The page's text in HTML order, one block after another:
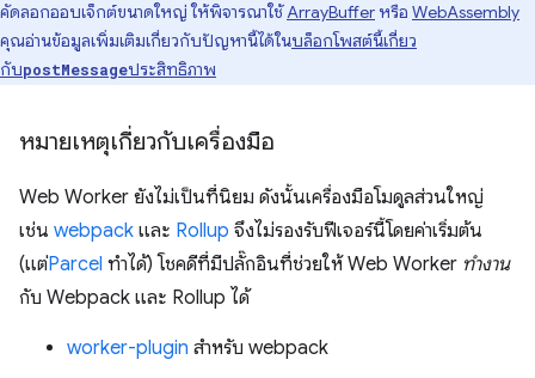
คัดลอกออบเจ็กต์ขนาดใหญ่ ให้พิจารณาใช้ArrayBuffer หรือ WebAssembly
คุณอ่านข้อมูลเพิ่มเติมเกี่ยวกับปัญหานี้ได้ในบล็อกโพสต์นี้เกี่ยว
กับpostMessageประสิทธิภาพ
หมายเหตุเกี่ยวกับเครื่องมือ
Web Worker ยังไม่เป็นที่นิยม ดังนั้นเครื่องมือโมดูลส่วนใหญ่
เช่น webpack และ Rollup จึงไม่รองรับฟีเจอร์นี้โดยค่าเริ่มต้น
(แต่Parcel ทำได้) โชคดีที่มีปลั๊กอินที่ช่วยให้ Web Worker ทำงาน
กับ Webpack และ Rollup ได้
worker-plugin สำหรับ webpack